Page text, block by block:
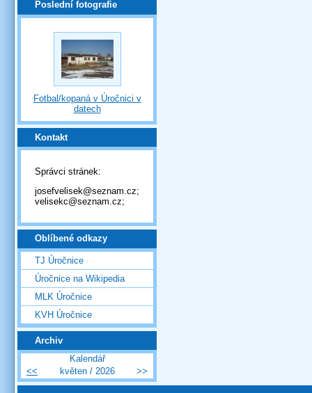
Poslední fotografie
Fotbal/kopaná v Úročnici v
datech
Kontakt
Správci stránek:
josefvelisek@seznam.cz;
velisekc@seznam.cz;
Oblíbené odkazy
TJ Úročnice
Úročnice na Wikipedia
MLK Úročnice
KVH Úročnice
Archiv
Kalendář
<<
květen / 2026 >>